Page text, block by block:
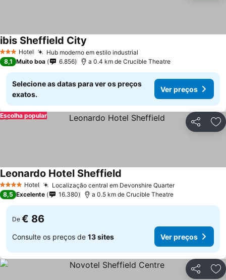
3 EstrelasHotel Hub moderno em estilo industrial
ibis Sheffield City
8,1 Muito boa 6.856 a 0.4 km de Crucible Theatre
Selecione as datas para ver os preços
exatos.
Ver preços
Partilhar
Escolha popular
4 EstrelasHotel Localização central em Devonshire QuarterVer preços
Leonardo Hotel Sheffield
8,5 Excelente 16.380 a 0.5 km de Crucible Theatre
De € 86
Consulte os preços de 13 sites Ver preços
Partilhar